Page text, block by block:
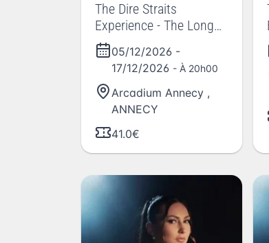
The Dire Straits
Experience - The Long
Highway Tour 2026
05/12/2026 -
17/12/2026 - À 20h00
Arcadium Annecy ,
ANNECY
41.0€